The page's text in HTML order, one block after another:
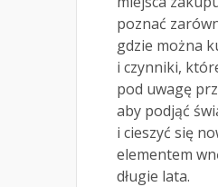
poznać
gdzie można
i czynniki,
pod uwagę
aby podjąć
i cieszyć się
elementem
długie lata.